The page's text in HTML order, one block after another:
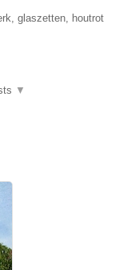
glaszetten, houtrot
▼